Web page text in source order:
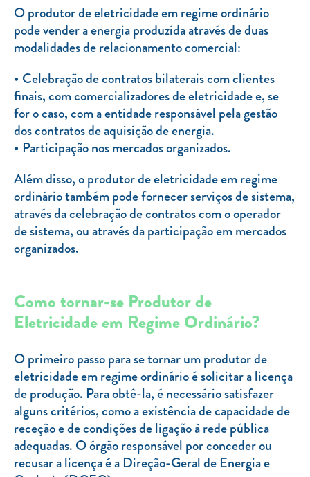
O produtor de eletricidade em regime ordinário
pode vender a energia produzida através de duas
modalidades de relacionamento comercial:
Celebração de contratos bilaterais com clientes
finais, com comercializadores de eletricidade e, se
for o caso, com a entidade responsável pela gestão
dos contratos de aquisição de energia.
Participação nos mercados organizados.
Além disso, o produtor de eletricidade em regime
ordinário também pode fornecer serviços de sistema,
através da celebração de contratos com o operador
de sistema, ou através da participação em mercados
organizados.
Como tornar-se Produtor de
Eletricidade em Regime Ordinário?
O primeiro passo para se tornar um produtor de
eletricidade em regime ordinário é solicitar a licença
de produção. Para obtê-la, é necessário satisfazer
alguns critérios, como a existência de capacidade de
receção e de condições de ligação à rede pública
adequadas. O órgão responsável por conceder ou
recusar a licença é a Direção-Geral de Energia e